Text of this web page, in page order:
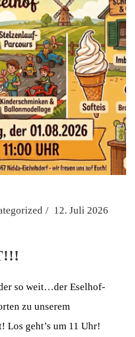
12. Juli 2026
so weit…der Eselhof-
zu unserem
Los geht’s um 11 Uhr!